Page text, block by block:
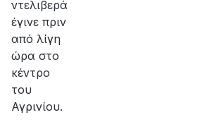
ντελιβερά
έγινε πριν
από λίγη
ώρα στο
κέντρο
του
Αγρινίου.